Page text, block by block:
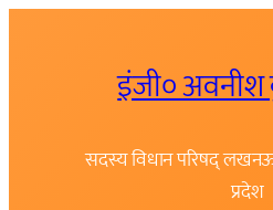
इंजी० अवनीश
सदस्य विधान परिषद्
प्रदेश